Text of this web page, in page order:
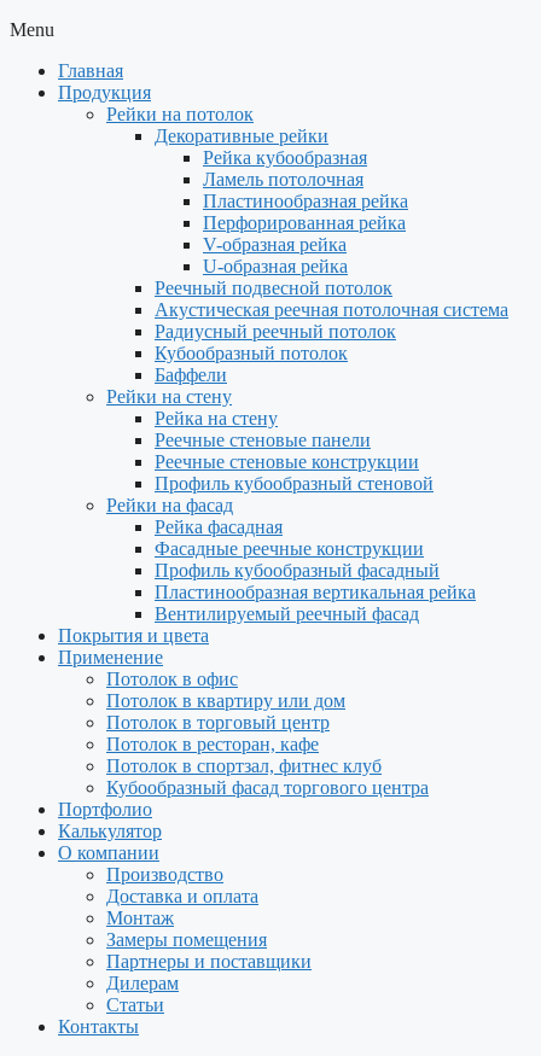
Menu
Главная
Продукция
Рейки на потолок
Декоративные рейки
Рейка кубообразная
Ламель потолочная
Пластинообразная рейка
Перфорированная рейка
V-образная рейка
U-образная рейка
Реечный подвесной потолок
Акустическая реечная потолочная система
Радиусный реечный потолок
Кубообразный потолок
Баффели
Рейки на стену
Рейка на стену
Реечные стеновые панели
Реечные стеновые конструкции
Профиль кубообразный стеновой
Рейки на фасад
Рейка фасадная
Фасадные реечные конструкции
Профиль кубообразный фасадный
Пластинообразная вертикальная рейка
Вентилируемый реечный фасад
Покрытия и цвета
Применение
Потолок в офис
Потолок в квартиру или дом
Потолок в торговый центр
Потолок в ресторан, кафе
Потолок в спортзал, фитнес клуб
Кубообразный фасад торгового центра
Портфолио
Калькулятор
О компании
Производство
Доставка и оплата
Монтаж
Замеры помещения
Партнеры и поставщики
Дилерам
Статьи
Контакты